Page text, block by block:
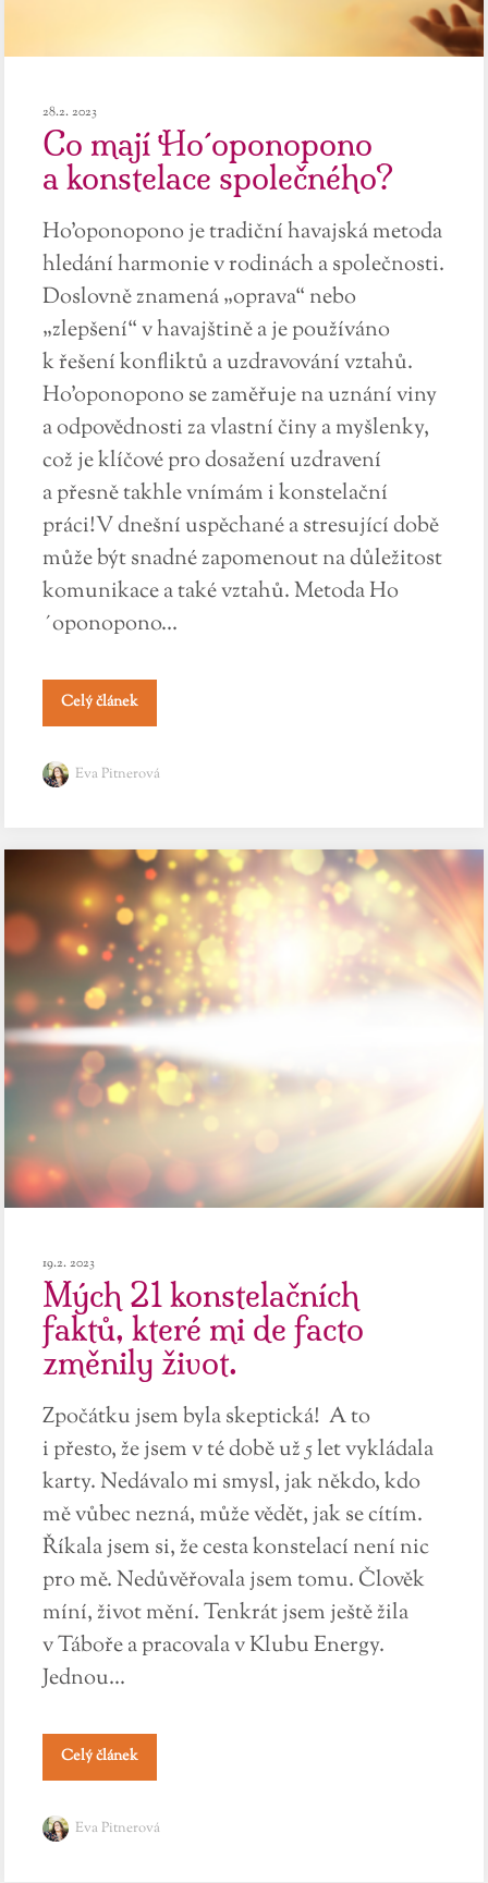
28.2. 2023
Co mají Ho´oponopono
a konstelace společného?
Ho’oponopono je tradiční havajská metoda
hledání harmonie v rodinách a společnosti.
Doslovně znamená „oprava“ nebo
„zlepšení“ v havajštině a je používáno
k řešení konfliktů a uzdravování vztahů.
Ho’oponopono se zaměřuje na uznání viny
a odpovědnosti za vlastní činy a myšlenky,
což je klíčové pro dosažení uzdravení
a přesně takhle vnímám i konstelační
práci!V dnešní uspěchané a stresující době
může být snadné zapomenout na důležitost
komunikace a také vztahů. Metoda Ho
´oponopono...
Celý článek
Eva Pitnerová
19.2. 2023
Mých 21 konstelačních
faktů, které mi de facto
změnily život.
Zpočátku jsem byla skeptická! A to
i přesto, že jsem v té době už 5 let vykládala
karty. Nedávalo mi smysl, jak někdo, kdo
mě vůbec nezná, může vědět, jak se cítím.
Říkala jsem si, že cesta konstelací není nic
pro mě. Nedůvěřovala jsem tomu. Člověk
míní, život mění. Tenkrát jsem ještě žila
v Táboře a pracovala v Klubu Energy.
Jednou...
Celý článek
Eva Pitnerová